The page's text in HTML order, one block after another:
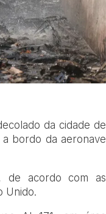
da cidade de
a bordo da aeronave
de acordo com as
Unido.